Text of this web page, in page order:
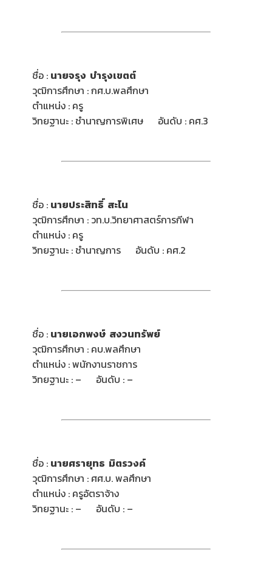
ชื่อ : นายจรุง บำรุงเขตต์
วุฒิการศึกษา : กศ.บ.พลศึกษา
ตำแหน่ง : ครู
วิทยฐานะ : ชำนาญการพิเศษ อันดับ : คศ.3
ชื่อ : นายประสิทธิ์ สะไน
วุฒิการศึกษา : วท.บ.วิทยาศาสตร์การกีฬา
ตำแหน่ง : ครู
วิทยฐานะ : ชำนาญการ อันดับ : คศ.2
ชื่อ : นายเอกพงษ์ สงวนทรัพย์
วุฒิการศึกษา : คบ.พลศึกษา
ตำแหน่ง : พนักงานราชการ
วิทยฐานะ : – อันดับ : –
ชื่อ : นายศรายุทธ มิตรวงค์
วุฒิการศึกษา : ศศ.บ. พลศึกษา
ตำแหน่ง : ครูอัตราจ้าง
วิทยฐานะ : – อันดับ : –